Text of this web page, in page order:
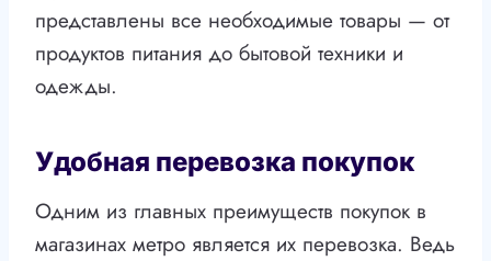
представлены все необходимые товары — от
продуктов питания до бытовой техники и
одежды.
Удобная перевозка покупок
Одним из главных преимуществ покупок в
магазинах метро является их перевозка. Ведь